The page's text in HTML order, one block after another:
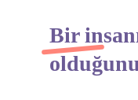
Bir